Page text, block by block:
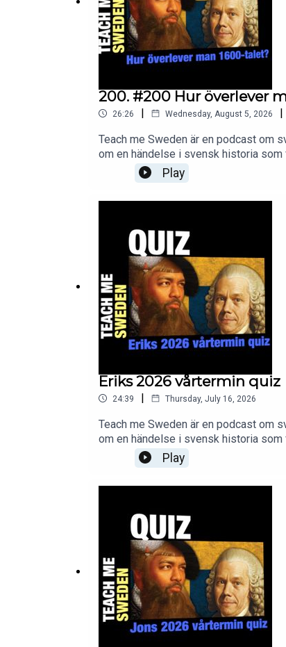
200. #200 Hur överlever
26:26 | Wednesday, August 5, 2026 |
Teach me Sweden är en podcast om
om en händelse i svensk historia
Enjoy!Support this podcast at
Play
Eriks 2026 vårtermin quiz
24:39 | Thursday, July 16, 2026
Teach me Sweden är en podcast om
om en händelse i svensk historia
season. We'll see if Jonathan
Play